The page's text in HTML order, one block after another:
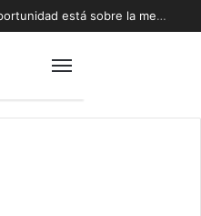
Biministro Daniel Mas: “La oportunidad está sobre la mesa y tenemos que aprovecharla”